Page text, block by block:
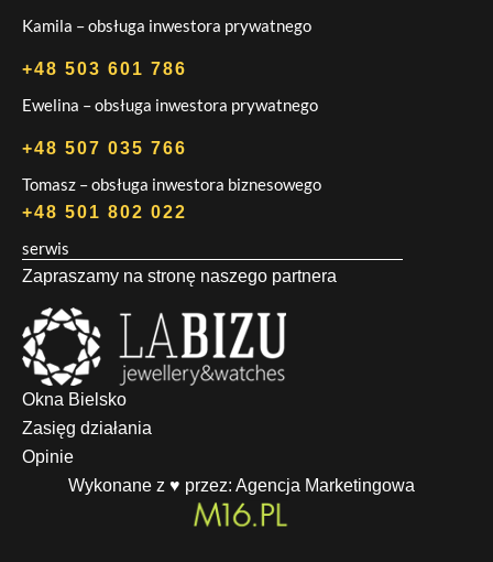
Kamila – obsługa inwestora prywatnego
+48 503 601 786
Ewelina – obsługa inwestora prywatnego
+48 507 035 766
Tomasz – obsługa inwestora biznesowego
+48 501 802 022
serwis
Zapraszamy na stronę naszego partnera
Okna Bielsko
Zasięg działania
Opinie
Wykonane z ♥ przez: Agencja Marketingowa